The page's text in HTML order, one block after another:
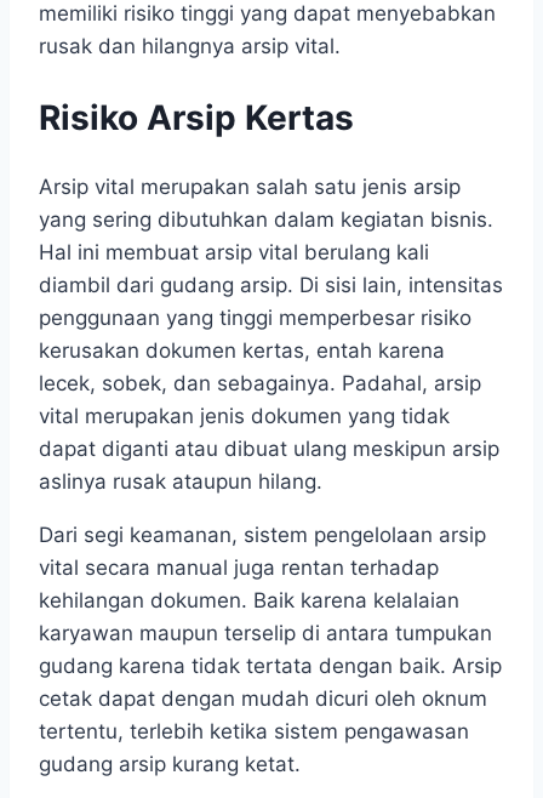
memiliki risiko tinggi yang dapat menyebabkan
rusak dan hilangnya arsip vital.
Risiko Arsip Kertas
Arsip vital merupakan salah satu jenis arsip
yang sering dibutuhkan dalam kegiatan bisnis.
Hal ini membuat arsip vital berulang kali
diambil dari gudang arsip. Di sisi lain, intensitas
penggunaan yang tinggi memperbesar risiko
kerusakan dokumen kertas, entah karena
lecek, sobek, dan sebagainya. Padahal, arsip
vital merupakan jenis dokumen yang tidak
dapat diganti atau dibuat ulang meskipun arsip
aslinya rusak ataupun hilang.
Dari segi keamanan, sistem pengelolaan arsip
vital secara manual juga rentan terhadap
kehilangan dokumen. Baik karena kelalaian
karyawan maupun terselip di antara tumpukan
gudang karena tidak tertata dengan baik. Arsip
cetak dapat dengan mudah dicuri oleh oknum
tertentu, terlebih ketika sistem pengawasan
gudang arsip kurang ketat.